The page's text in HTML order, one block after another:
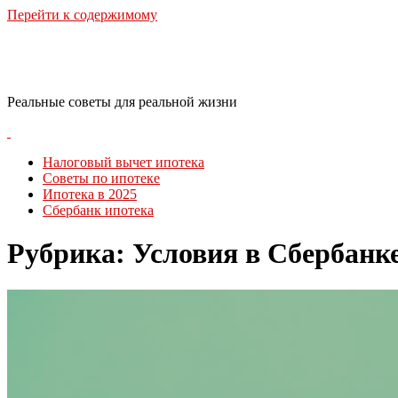
Перейти к содержимому
Реальные советы для реальной жизни
Налоговый вычет ипотека
Советы по ипотеке
Ипотека в 2025
Сбербанк ипотека
Рубрика: Условия в